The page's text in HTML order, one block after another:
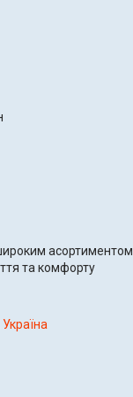
асортиментом
та комфорту